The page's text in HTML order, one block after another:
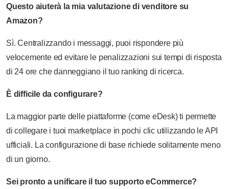
Questo aiuterà la mia valutazione di venditore su
Amazon?
Sì. Centralizzando i messaggi, puoi rispondere più
velocemente ed evitare le penalizzazioni sui tempi di risposta
di 24 ore che danneggiano il tuo ranking di ricerca.
È difficile da configurare?
La maggior parte delle piattaforme (come eDesk) ti permette
di collegare i tuoi marketplace in pochi clic utilizzando le API
ufficiali. La configurazione di base richiede solitamente meno
di un giorno.
Sei pronto a unificare il tuo supporto eCommerce?